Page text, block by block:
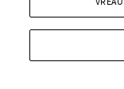
06
Lora a dezvăluit